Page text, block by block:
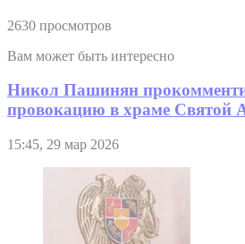
2630 просмотров
Вам может быть интересно
Никол Пашинян
провокацию в храме Святой
15:45, 29 мар 2026